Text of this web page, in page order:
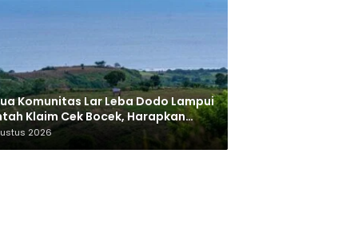
Komunitas Lar Leba Dodo Lampui
Klaim Cek Bocek, Harapkan
Beri Akses ke Makam Leluhur
2026